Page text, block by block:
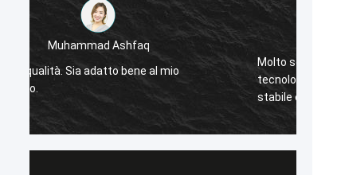
Stamatis Greece
Molto sono soddisfatto con i prodotti di G-
tecnologia, la qualità è molto buona e
stabile e con buon servizio, lo apprezzo!